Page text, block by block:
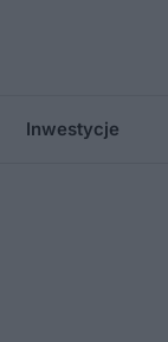
Inwestycje